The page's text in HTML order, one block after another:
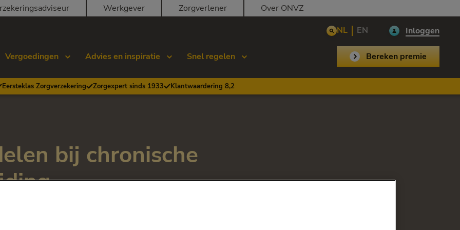
Werkgever Zorgverlener
Over ONVZ
NL EN Inloggen
Vergoedingen Advies en inspiratie Snel regelen Bereken premie
Eersteklas Zorgverzekering Zorgexpert sinds 1933 Klantwaardering 8,2
bij chronische
niet genoeg helpen.